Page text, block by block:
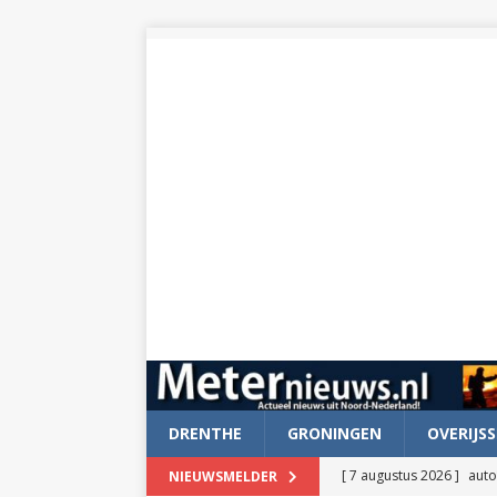
DRENTHE GRONINGEN
NIEUWSMELDER [ 7 augustus 2026 ]